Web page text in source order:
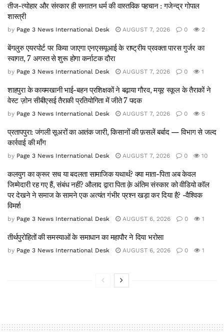
तीज-त्योहार और संस्कार ही सनातन धर्म की वास्तविक पहचान : गजेन्द्र गोपाल
शास्त्री
by Page 3 News International Desk AUGUST 7, 2026 0 2
बेंगलुरु एयरपोर्ट पर किया जाएगा एनएसयूआई के राष्ट्रीय प्रवक्ता पारस गुर्जर का
स्वागत, 7 अगस्त से शुरू होगा कर्नाटक दौरा
by Page 3 News International Desk AUGUST 7, 2026 0 1
शाहपुरा के कायमखानी भाई-बहन प्रशिक्षकों ने बढ़ाया गौरव, मयूर स्कूल के तैराकों ने
वेस्ट ज़ोन सीबीएसई तैराकी प्रतियोगिता में जीते 7 पदक
by Page 3 News International Desk AUGUST 7, 2026 0 5
प्रतापपुरा: जंगली सूअरों का आतंक जारी, किसानों की फ़सलें बर्बाद — विभाग से जल्द
कार्रवाई की माँग
by Page 3 News International Desk AUGUST 7, 2026 0 10
कलयुग का क्रूर सच या बदलता सामाजिक यथार्थ? क्या माता-पिता अब केवल
जिम्मेदारी रह गए हैं, संबंध नहीं? औलाद द्वारा पिता क़े अंतिम संस्कार को वीडियो कॉल
पर देखने ने समाज के सामने एक अत्यंत गंभीर प्रश्न खड़ा कर दिया है? -वैश्विक
विमर्श
by Page 3 News International Desk AUGUST 6, 2026 0 1
तीर्थपुरोहितों की समस्याओं के समाधान का महापौर ने दिया भरोसा
by Page 3 News International Desk AUGUST 6, 2026 0 1